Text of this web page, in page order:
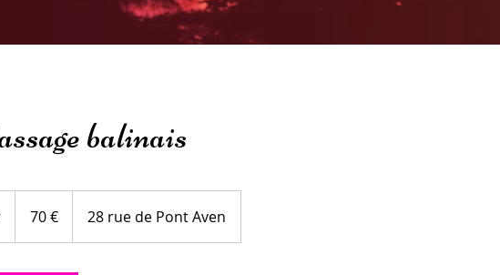
balinais
h
70 € 28 rue de Pont Aven